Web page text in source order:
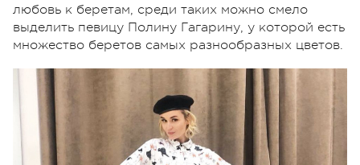
любовь к беретам, среди таких можно смело
выделить певицу Полину Гагарину, у которой есть
множество беретов самых разнообразных цветов.